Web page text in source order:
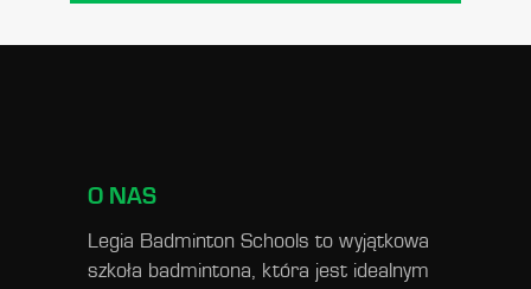
O NAS
Legia Badminton Schools to wyjątkowa
szkoła badmintona, która jest idealnym